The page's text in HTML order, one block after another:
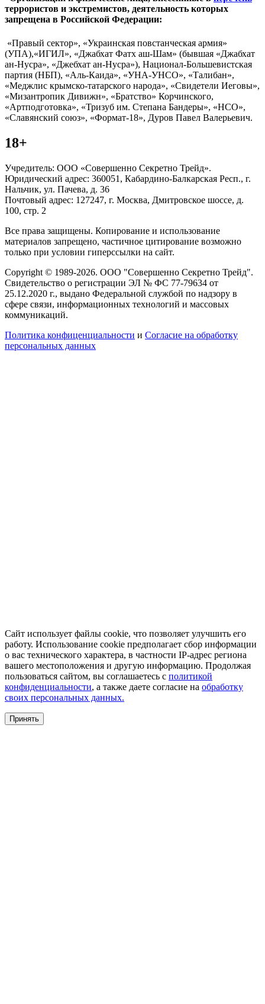
террористов и экстремистов, деятельность которых
запрещена в Российской Федерации:
«Правый сектор», «Украинская повстанческая армия»
(УПА),«ИГИЛ», «Джабхат Фатх аш-Шам» (бывшая «Джабхат
ан-Нусра», «Джебхат ан-Нусра»), Национал-Большевистская
партия (НБП), «Аль-Каида», «УНА-УНСО», «Талибан»,
«Меджлис крымско-татарского народа», «Свидетели Иеговы»,
«Мизантропик Дивижн», «Братство» Корчинского,
«Артподготовка», «Тризуб им. Степана Бандеры», «НСО»,
«Славянский союз», «Формат-18», Дуров Павел Валерьевич.
18+
Учредитель: ООО «Совершенно Секретно Трейд».
Юридический адрес: 360051, Кабардино-Балкарская Респ., г.
Нальчик, ул. Пачева, д. 36
Почтовый адрес: 127247, г. Москва, Дмитровское шоссе, д.
100, стр. 2
Все права защищены. Копирование и использование
материалов запрещено, частичное цитирование возможно
только при условии гиперссылки на сайт.
Copyright © 1989-2026. ООО "Совершенно Секретно Трейд".
Свидетельство о регистрации ЭЛ № ФС 77-79634 от
25.12.2020 г., выдано Федеральной службой по надзору в
сфере связи, информационных технологий и массовых
коммуникаций.
Политика конфиценциальности и Согласие на обработку
персональных данных
Сайт использует файлы cookie, что позволяет улучшить его
работу. Использование cookie предполагает сбор информации
о вас технического характера, в частности IP-адрес региона
вашего местоположения и другую информацию. Продолжая
пользоваться сайтом, вы соглашаетесь с политикой
конфиденциальности, а также даете согласие на обработку
своих персональных данных.
Принять